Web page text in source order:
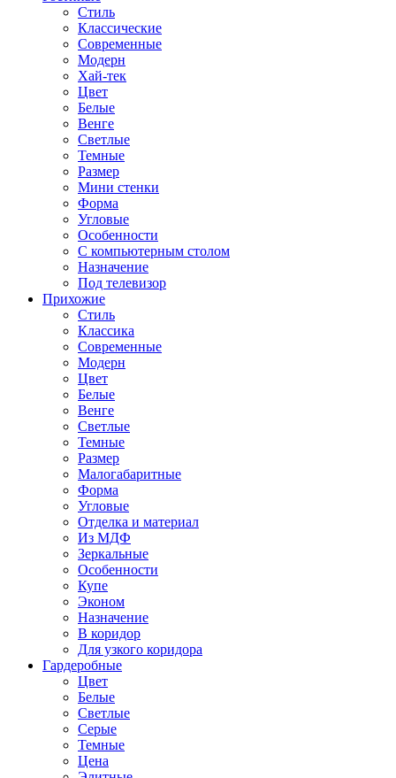
Стиль
Классические
Современные
Модерн
Хай-тек
Цвет
Белые
Венге
Светлые
Темные
Размер
Мини стенки
Форма
Угловые
Особенности
С компьютерным столом
Назначение
Под телевизор
Прихожие
Стиль
Классика
Современные
Модерн
Цвет
Белые
Венге
Светлые
Темные
Размер
Малогабаритные
Форма
Угловые
Отделка и материал
Из МДФ
Зеркальные
Особенности
Купе
Эконом
Назначение
В коридор
Для узкого коридора
Гардеробные
Цвет
Белые
Светлые
Серые
Темные
Цена